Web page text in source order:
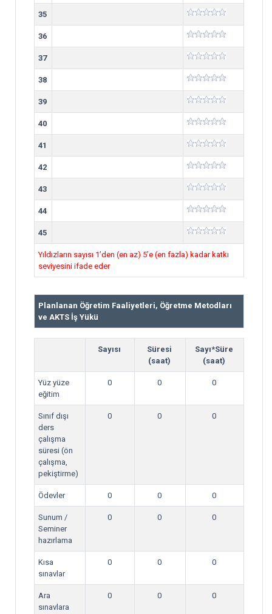
35
36
37
38
39
40
41
42
43
44
45
Yıldızların sayısı 1’den (en az) 5’e (en fazla) kadar katkı
seviyesini ifade eder
Planlanan Öğretim Faaliyetleri, Öğretme Metodları
ve AKTS İş Yükü
Sayısı
Süresi
(saat)
Sayı*Süre
(saat)
Yüz yüze
eğitim
0 0 0
Sınıf dışı
ders
çalışma
süresi (ön
çalışma,
pekiştirme)
0 0 0
Ödevler 0 0 0
Sunum /
Seminer
hazırlama
0 0 0
Kısa
sınavlar
0 0 0
Ara
sınavlara
0 0 0